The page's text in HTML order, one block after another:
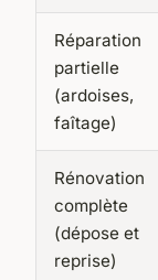
Réparation
partielle
(ardoises,
faîtage)
Rénovation
complète
(dépose et
reprise)